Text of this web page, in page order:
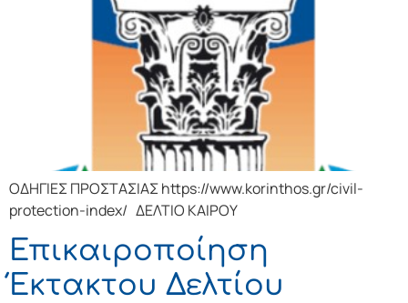
ΟΔΗΓΙΕΣ ΠΡΟΣΤΑΣΙΑΣ https://www.korinthos.gr/civil-
protection-index/ ΔΕΛΤΙΟ ΚΑΙΡΟΥ
Επικαιροποίηση
Έκτακτου Δελτίου